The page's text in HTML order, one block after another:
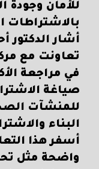
للأمان وجودة
بالاشتراطات
أشار الدكتور
تعاونت مع
في مراجعة
صياغة
للمنشآت
البناء
أسفر هذا
واضحة مثل